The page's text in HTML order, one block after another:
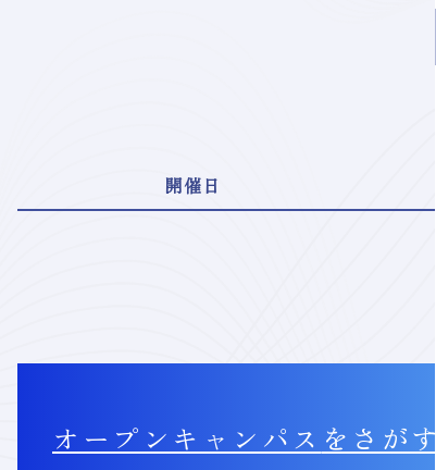
開催日
オープンキャンパス をさがす